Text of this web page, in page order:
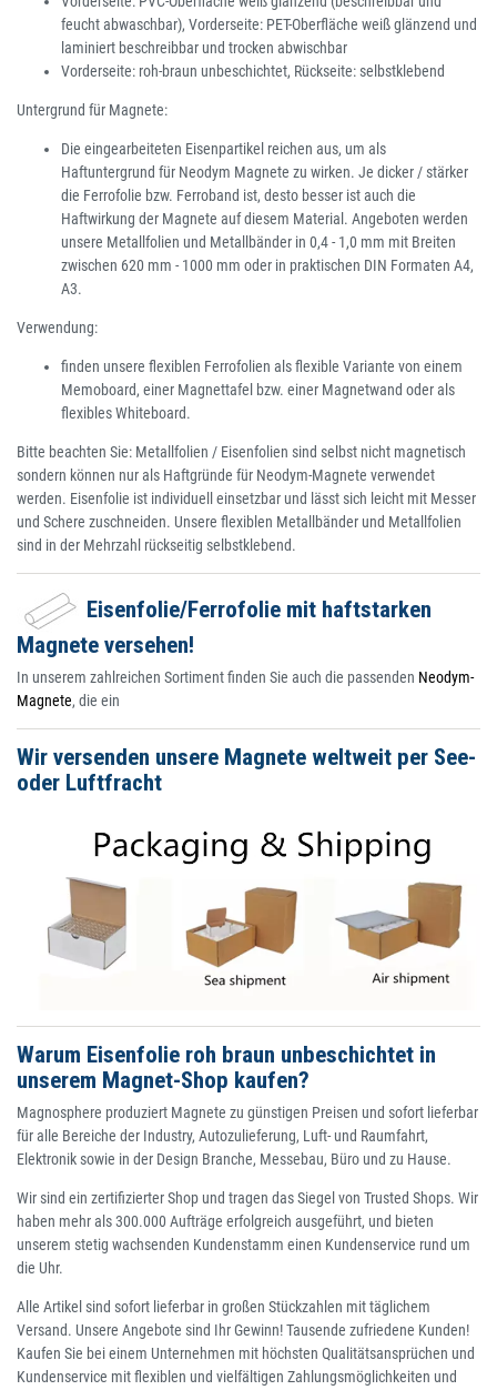
feucht abwaschbar), Vorderseite: PET-Oberfläche weiß glänzend und
laminiert beschreibbar und trocken abwischbar
Vorderseite: roh-braun unbeschichtet, Rückseite: selbstklebend
Untergrund für Magnete:
Die eingearbeiteten Eisenpartikel reichen aus, um als
Haftuntergrund für Neodym Magnete zu wirken. Je dicker / stärker
die Ferrofolie bzw. Ferroband ist, desto besser ist auch die
Haftwirkung der Magnete auf diesem Material. Angeboten werden
unsere Metallfolien und Metallbänder in 0,4 - 1,0 mm mit Breiten
zwischen 620 mm - 1000 mm oder in praktischen DIN Formaten A4,
A3.
Verwendung:
finden unsere flexiblen Ferrofolien als flexible Variante von einem
Memoboard, einer Magnettafel bzw. einer Magnetwand oder als
flexibles Whiteboard.
Bitte beachten Sie: Metallfolien / Eisenfolien sind selbst nicht magnetisch
sondern können nur als Haftgründe für Neodym-Magnete verwendet
werden. Eisenfolie ist individuell einsetzbar und lässt sich leicht mit Messer
und Schere zuschneiden. Unsere flexiblen Metallbänder und Metallfolien
sind in der Mehrzahl rückseitig selbstklebend.
Eisenfolie/Ferrofolie mit haftstarken
Magnete versehen!
In unserem zahlreichen Sortiment finden Sie auch die passenden Neodym-
Magnete, die ein
Wir versenden unsere Magnete weltweit per See-
oder Luftfracht
Warum Eisenfolie roh braun unbeschichtet in
unserem Magnet-Shop kaufen?
Magnosphere produziert Magnete zu günstigen Preisen und sofort lieferbar
für alle Bereiche der Industry, Autozulieferung, Luft- und Raumfahrt,
Elektronik sowie in der Design Branche, Messebau, Büro und zu Hause.
Wir sind ein zertifizierter Shop und tragen das Siegel von Trusted Shops. Wir
haben mehr als 300.000 Aufträge erfolgreich ausgeführt, und bieten
unserem stetig wachsenden Kundenstamm einen Kundenservice rund um
die Uhr.
Alle Artikel sind sofort lieferbar in großen Stückzahlen mit täglichem
Versand. Unsere Angebote sind Ihr Gewinn! Tausende zufriedene Kunden!
Kaufen Sie bei einem Unternehmen mit höchsten Qualitätsansprüchen und
Kundenservice mit flexiblen und vielfältigen Zahlungsmöglichkeiten und